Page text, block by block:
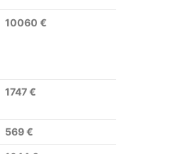
10060 €
1747 €
569 €